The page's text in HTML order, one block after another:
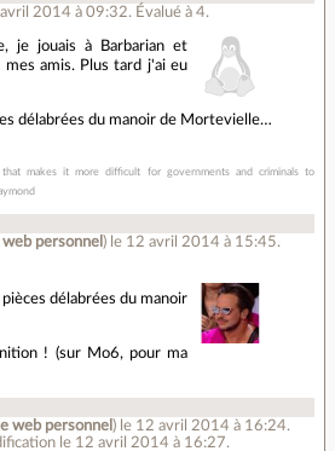
avril 2014 à 09:32. Évalué à4.
je jouais à Barbarian et
amis. Plus tard j'ai eu
délabrées du manoir de Mortevielle…
makes it more difficult for governments and criminals to
personnel ) le 12 avril 2014 à 15:45.
délabrées du manoir
! (sur Mo6, pour ma
web personnel ) le 12 avril 2014 à 16:24.
le 12 avril 2014 à 16:27.